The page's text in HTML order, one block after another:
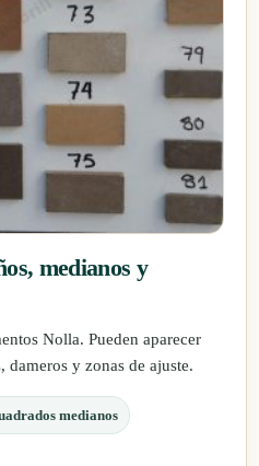
medianos y
Nolla. Pueden aparecer
dameros y zonas de ajuste.
medianos